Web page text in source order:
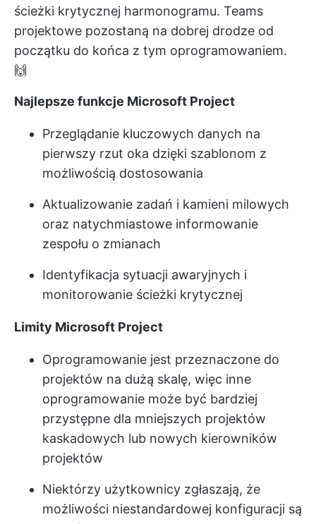
ścieżki krytycznej harmonogramu. Teams
projektowe pozostaną na dobrej drodze od
początku do końca z tym oprogramowaniem.
🙌
Najlepsze funkcje Microsoft Project
Przeglądanie kluczowych danych na
pierwszy rzut oka dzięki szablonom z
możliwością dostosowania
Aktualizowanie zadań i kamieni milowych
oraz natychmiastowe informowanie
zespołu o zmianach
Identyfikacja sytuacji awaryjnych i
monitorowanie ścieżki krytycznej
Limity Microsoft Project
Oprogramowanie jest przeznaczone do
projektów na dużą skalę, więc inne
oprogramowanie może być bardziej
przystępne dla mniejszych projektów
kaskadowych lub nowych kierowników
projektów
Niektórzy użytkownicy zgłaszają, że
możliwości niestandardowej konfiguracji są